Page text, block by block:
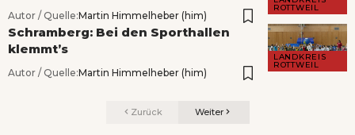
ROTTWEIL
Autor / Quelle:Martin Himmelheber (him)
LANDKREIS
ROTTWEIL
Schramberg: Bei den Sporthallen
klemmt’s
Autor / Quelle:Martin Himmelheber (him)
Zurück Weiter